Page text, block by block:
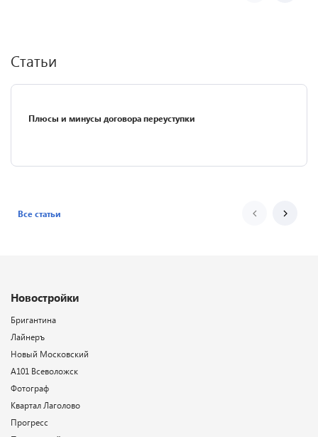
Статьи
Плюсы и минусы договора переуступки
Все статьи
Новостройки
Бригантина
Лайнеръ
Новый Московский
А101 Всеволожск
Фотограф
Квартал Лаголово
Прогресс